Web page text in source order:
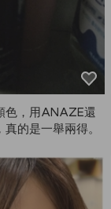
色，用ANAZE還
的是一舉兩得。